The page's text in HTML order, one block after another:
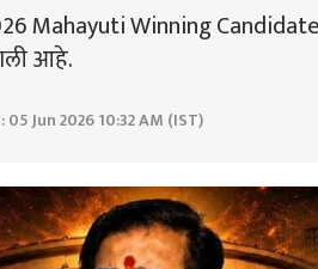
Mahayuti Winning Candidate
आहे.
Jun 2026 10:32 AM (IST)